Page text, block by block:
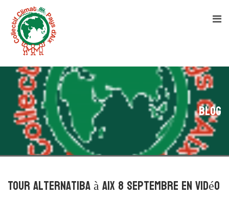
Blog
Tour Alternatiba à Aix 8 septembre en vidéo